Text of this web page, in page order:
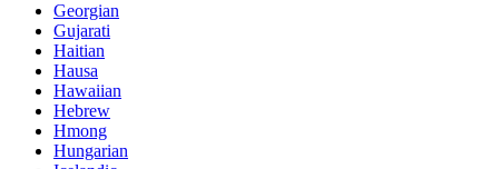
Georgian
Gujarati
Haitian
Hausa
Hawaiian
Hebrew
Hmong
Hungarian